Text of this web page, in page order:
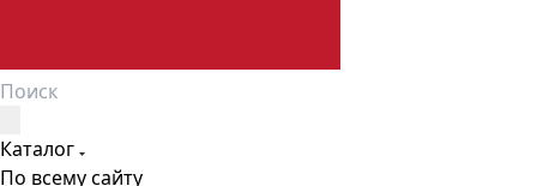
Каталог
По всему сайту